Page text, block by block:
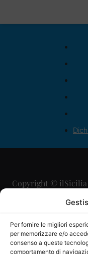
Per fornire le migliori
per memorizzare e/o
consenso a queste
comportamento di
Copyright © ilSicilia
Direttore